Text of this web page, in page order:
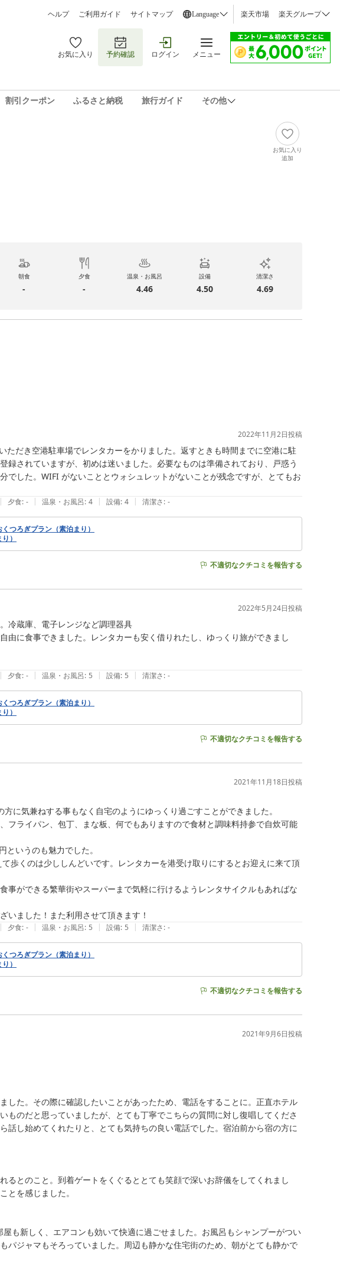
ヘルプ ご利用ガイド サイトマップ Language 楽天市場 楽天グループ
お気に入り 予約確認 ログイン メニュー
割引クーポン ふるさと納税 旅行ガイド その他
お気に入り
追加
朝食
-
夕食
-
温泉・お風呂
4.46
設備
4.50
清潔さ
4.69
2022年11月2日投稿
ただき空港駐車場でレンタカーをかりました。返すときも時間までに空港に駐
録されていますが、初めは迷いました。必要なものは準備されており、戸惑う
でした。WIFI がないこととウォシュレットがないことが残念ですが、とてもお
| 夕食: - | 温泉・お風呂: 4 | 設備: 4 | 清潔さ: -
つろぎプラン（素泊まり）
）
不適切なクチコミを報告する
2022年5月24日投稿
冷蔵庫、電子レンジなど調理器具
由に食事できました。レンタカーも安く借りれたし、ゆっくり旅ができまし
| 夕食: - | 温泉・お風呂: 5 | 設備: 5 | 清潔さ: -
つろぎプラン（素泊まり）
）
不適切なクチコミを報告する
2021年11月18日投稿
に気兼ねする事もなく自宅のようにゆっくり過ごすことができました。
フライパン、包丁、まな板、何でもありますので食材と調味料持参で自炊可能
いうのも魅力でした。
歩くのは少ししんどいです。レンタカーを港受け取りにするとお迎えに来て頂
事ができる繁華街やスーパーまで気軽に行けるようレンタサイクルもあればな
いました！また利用させて頂きます！
| 夕食: - | 温泉・お風呂: 5 | 設備: 5 | 清潔さ: -
つろぎプラン（素泊まり）
）
不適切なクチコミを報告する
2021年9月6日投稿
した。その際に確認したいことがあったため、電話をすることに。正直ホテル
ものだと思っていましたが、とても丁寧でこちらの質問に対し復唱してくださ
話し始めてくれたりと、とても気持ちの良い電話でした。宿泊前から宿の方に
るとのこと。到着ゲートをくぐるととても笑顔で深いお辞儀をしてくれまし
とを感じました。
も新しく、エアコンも効いて快適に過ごせました。お風呂もシャンプーがつい
パジャマもそろっていました。周辺も静かな住宅街のため、朝がとても静かで